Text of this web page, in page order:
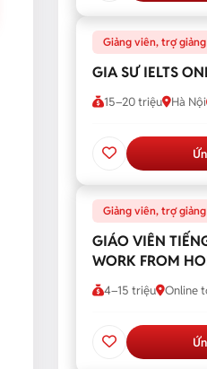
Giảng viên, trợ giảng
GIA SƯ IELTS
15–20 triệu Hà Nội
Giảng viên, trợ giảng
GIÁO VIÊN
WORK FROM
4–15 triệu Online